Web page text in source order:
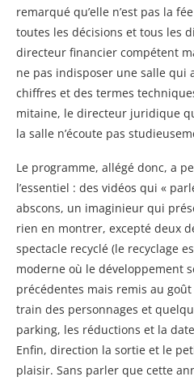
remarqué qu’elle n’est pas la
toutes les décisions et tous les
directeur financier compétent
ne pas indisposer une salle qui
chiffres et des termes
mitaine, le directeur juridique
la salle n’écoute pas
Le programme, allégé donc, a
l’essentiel : des vidéos qui «
abscons, un imaginieur qui
rien en montrer, excepté deux
spectacle recyclé (le recyclage
moderne où le développement
précédentes mais remis au
train des personnages et
parking, les réductions et la
Enfin, direction la sortie et le
plaisir. Sans parler que cette